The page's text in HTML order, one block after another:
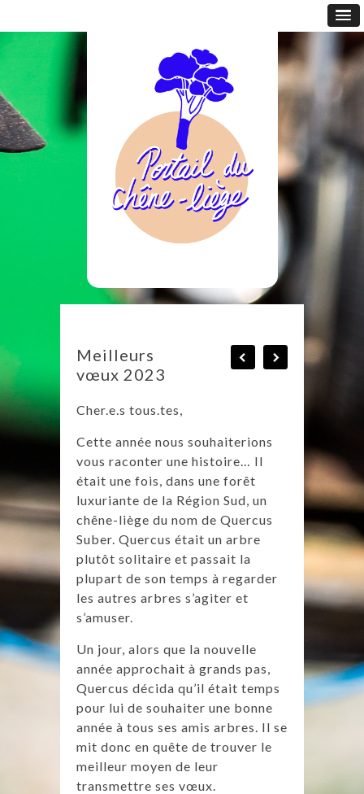
Meilleurs
vœux 2023
Cher.e.s tous.tes,
Cette année nous souhaiterions
vous raconter une histoire… Il
était une fois, dans une forêt
luxuriante de la Région Sud, un
chêne-liège du nom de Quercus
Suber. Quercus était un arbre
plutôt solitaire et passait la
plupart de son temps à regarder
les autres arbres s’agiter et
s’amuser.
Un jour, alors que la nouvelle
année approchait à grands pas,
Quercus décida qu’il était temps
pour lui de souhaiter une bonne
année à tous ses amis arbres. Il se
mit donc en quête de trouver le
meilleur moyen de leur
transmettre ses vœux.